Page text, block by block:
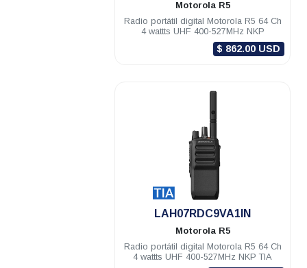
Motorola R5
Radio portátil digital Motorola R5 64 Ch
4 wattts UHF 400-527MHz NKP
$ 862.00 USD
LAH07RDC9VA1IN
Motorola R5
Radio portátil digital Motorola R5 64 Ch
4 wattts UHF 400-527MHz NKP TIA